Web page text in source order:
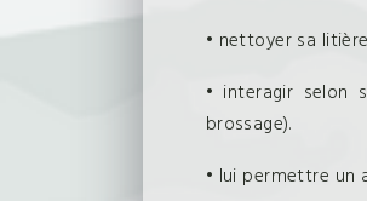
• nettoyer sa
• interagir selon
brossage).
• lui permettre un